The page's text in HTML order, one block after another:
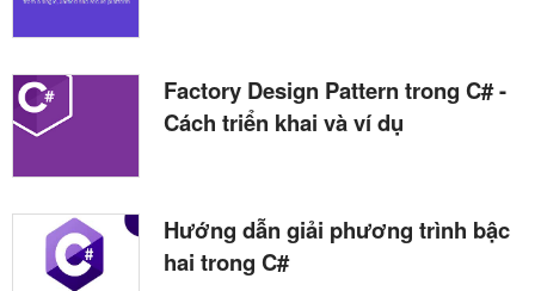
Factory Design Pattern trong C# -
Cách triển khai và ví dụ
Hướng dẫn giải phương trình bậc
hai trong C#